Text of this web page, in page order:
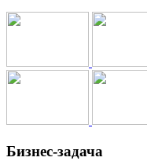
Бизнес-задача